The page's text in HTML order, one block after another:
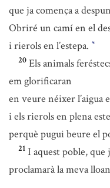
que ja comença a
Obriré un camí en el
i rierols en l’estepa. *
20 Els animals
em glorificaran
en veure néixer l’aigua
i els rierols en plena
perquè pugui beure el
21 I aquest poble, que
proclamarà la meva